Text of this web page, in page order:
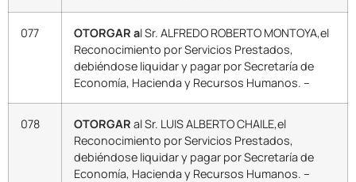
077 OTORGAR al Sr. ALFREDO ROBERTO MONTOYA,el
Reconocimiento por Servicios Prestados,
debiéndose liquidar y pagar por Secretaría de
Economía, Hacienda y Recursos Humanos. –
078 OTORGAR al Sr. LUIS ALBERTO CHAILE,el
Reconocimiento por Servicios Prestados,
debiéndose liquidar y pagar por Secretaría de
Economía, Hacienda y Recursos Humanos. –